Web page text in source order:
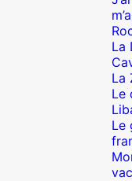
La
La
Le
Le